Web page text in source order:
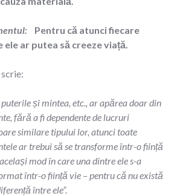
Pentru că atunci fiecare
ele ar putea să creeze viață.
puterile și mintea, etc., ar apărea doar din
fără a fi dependente de lucruri
similare tipului lor, atunci toate
ar trebui să se transforme într-o ființă
mod în care una dintre ele s-a
într-o ființă vie – pentru că nu există
între ele”.